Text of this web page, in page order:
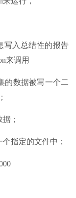
写入总结性的报告
来调用
的数据被写一个二
；
指定的文件中；